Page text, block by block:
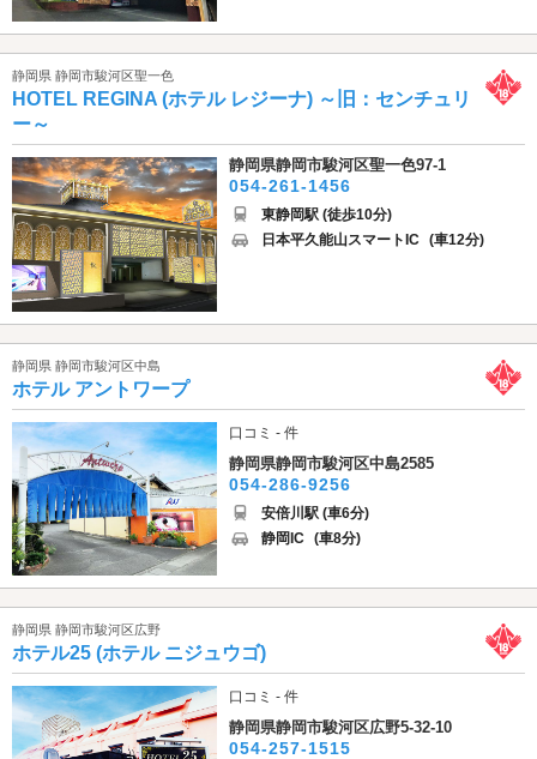
静岡県 静岡市駿河区聖一色
HOTEL REGINA (ホテル レジーナ) ～旧：センチュリ
ー～
静岡県静岡市駿河区聖一色97-1
054-261-1456
東静岡駅 (徒歩10分)
日本平久能山スマートIC (車12分)
静岡県 静岡市駿河区中島
ホテル アントワープ
口コミ - 件
静岡県静岡市駿河区中島2585
054-286-9256
安倍川駅 (車6分)
静岡IC (車8分)
静岡県 静岡市駿河区広野
ホテル25 (ホテル ニジュウゴ)
口コミ - 件
静岡県静岡市駿河区広野5-32-10
054-257-1515